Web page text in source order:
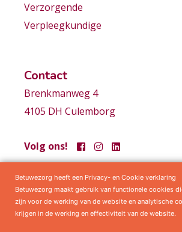
Verzorgende
Verpleegkundige
Contact
Brenkmanweg 4
4105 DH Culemborg
Volg ons!
Samenwerkingen Privacy statement Algemene
Betuwezorg heeft een Privacy- en Cookie verklaring
Betuwezorg maakt gebruik van functionele cookies
zijn voor de werking van de website en analytische
krijgen in de werking en effectiviteit van de website.